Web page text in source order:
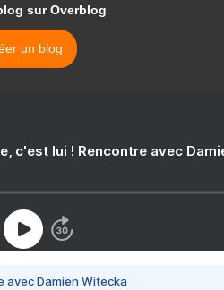
sur Overblog
un blog
c'est lui ! Rencontre avec
avec Damien Witecka